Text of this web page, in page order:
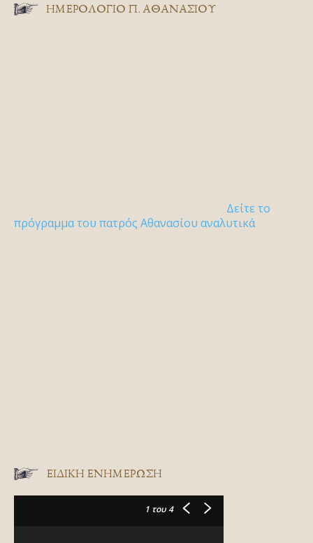
ΗΜΕΡΟΛΟΓΙΟ Π. ΑΘΑΝΑΣΙΟΥ
Δείτε το
πρόγραμμα του πατρός Αθανασίου αναλυτικά
ΕΙΔΙΚΉ ΕΝΗΜΈΡΩΣΗ
1 του 4